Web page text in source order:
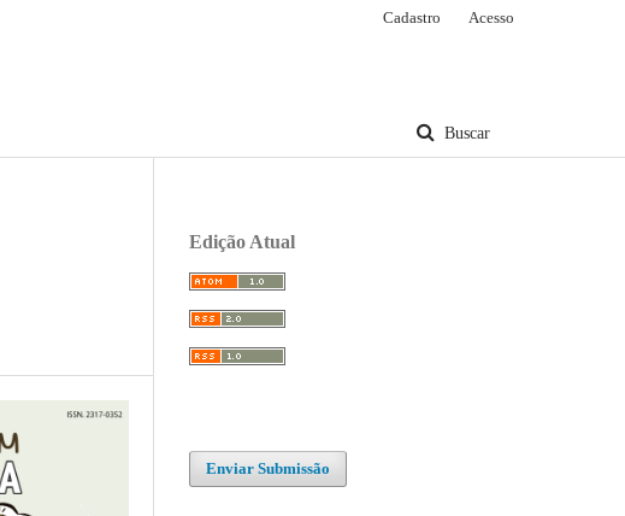
Buscar
Cadastro Acesso
Edição Atual
Enviar Submissão